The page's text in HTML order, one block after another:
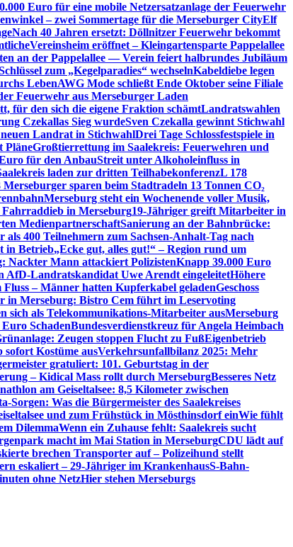
Euro für eine mobile Netzersatzanlage der Feuerwehr
– zwei Sommertage für die Merseburger CityElf
Nach 40 Jahren ersetzt: Döllnitzer Feuerwehr bekommt
Vereinsheim eröffnet – Kleingartensparte Pappelallee
an der Pappelallee — Verein feiert halbrundes Jubiläum
zum „Kegelparadies“ wechselnKabeldiebe legen
LebenAWG Mode schließt Ende Oktober seine Filiale
Feuerwehr aus Merseburger Laden
für den sich die eigene Fraktion schämtLandratswahlen
Czekallas Sieg wurdeSven Czekalla gewinnt Stichwahl
Landrat in StichwahlDrei Tage Schlossfestspiele in
PläneGroßtierrettung im Saalekreis: Feuerwehren und
für den AnbauStreit unter Alkoholeinfluss in
laden zur dritten TeilhabekonferenzL 178
Merseburger sparen beim Stadtradeln 13 Tonnen CO₂
Merseburg steht ein Wochenende voller Musik,
Fahrraddieb in Merseburg19-Jähriger greift Mitarbeiter in
MedienpartnerschaftSanierung an der Bahnbrücke:
als 400 Teilnehmern zum Sachsen-Anhalt-Tag nach
in Betrieb„Ecke gut, alles gut!“ – Region rund um
Nackter Mann attackiert PolizistenKnapp 39.000 Euro
AfD-Landratskandidat Uwe Arendt eingeleitetHöhere
– Männer hatten Kupferkabel geladenGeschoss
in Merseburg: Bistro Cem führt im Leservoting
sich als Telekommunikations-Mitarbeiter ausMerseburg
SchadenBundesverdienstkreuz für Angela Heimbach
Zeugen stoppen Flucht zu FußEigenbetrieb
sofort Kostüme ausVerkehrsunfallbilanz 2025: Mehr
gratuliert: 101. Geburtstag in der
– Kidical Mass rollt durch MerseburgBesseres Netz
am Geiseltalsee: 8,5 Kilometer zwischen
Was die Bürgermeister des Saalekreises
und zum Frühstück in Mösthinsdorf einWie fühlt
DilemmaWenn ein Zuhause fehlt: Saalekreis sucht
macht im Mai Station in MerseburgCDU lädt auf
brechen Transporter auf – Polizeihund stellt
eskaliert – 29-Jähriger im KrankenhausS-Bahn-
ohne NetzHier stehen Merseburgs